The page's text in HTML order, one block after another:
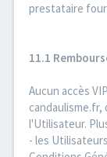
prestataire
11.1
Aucun accès
l'Utilisateur.
- les